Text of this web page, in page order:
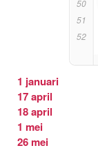
50
51
52
1 januari
17 april
18 april
1 mei
26 mei